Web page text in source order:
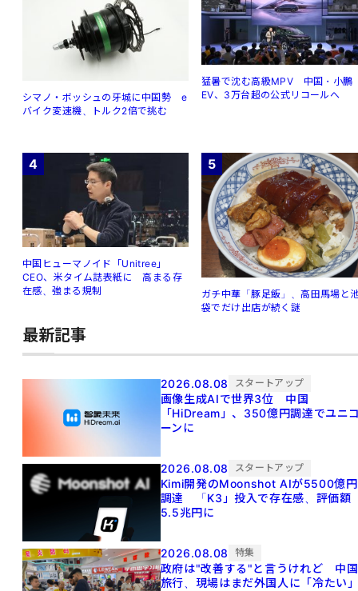
シマノ・ボッシュの牙城に中国勢 e
バイク変速機、トルク2倍で挑む
猛暑で沈む高級MPV 中国・小鵬
EV、3万台超の公式リコールへ
4
中国ヒューマノイド「Unitree」
CEO、米タイム誌表紙に 高まる存
在感、強まる規制
5
ガチ中華「豚足飯」、高田馬場と
袋でだけ出店が続く謎
最新記事
2026.08.08 スタートアップ
画像生成AIで世界3位 中国
「HiDream」、350億円調達でユニ
ーンに
2026.08.08 スタートアップ
Kimi開発のMoonshot AIが5500億円
調達 「K3」投入で存在感、評価額
5.5兆円に
2026.08.08 特集
政府は"改善する"と言うけれど 中国
旅行、現場はまだ外国人に「冷たい